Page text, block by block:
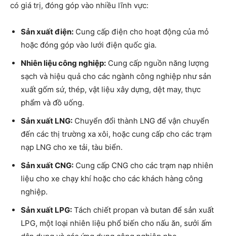
có giá trị, đóng góp vào nhiều lĩnh vực:
Sản xuất điện: Cung cấp điện cho hoạt động của mỏ
hoặc đóng góp vào lưới điện quốc gia.
Nhiên liệu công nghiệp: Cung cấp nguồn năng lượng
sạch và hiệu quả cho các ngành công nghiệp như sản
xuất gốm sứ, thép, vật liệu xây dựng, dệt may, thực
phẩm và đồ uống.
Sản xuất LNG: Chuyển đổi thành LNG để vận chuyển
đến các thị trường xa xôi, hoặc cung cấp cho các trạm
nạp LNG cho xe tải, tàu biển.
Sản xuất CNG: Cung cấp CNG cho các trạm nạp nhiên
liệu cho xe chạy khí hoặc cho các khách hàng công
nghiệp.
Sản xuất LPG: Tách chiết propan và butan để sản xuất
LPG, một loại nhiên liệu phổ biến cho nấu ăn, sưởi ấm